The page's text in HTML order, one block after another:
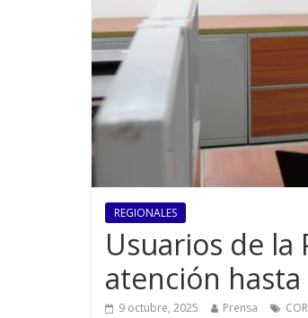
REGIONALES
Usuarios de la
atención hasta
9 octubre, 2025 Prensa